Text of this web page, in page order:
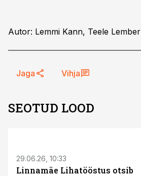
Autor: Lemmi Kann, Teele Lember
Jaga Vihja
SEOTUD LOOD
29.06.26, 10:33
Linnamäe Lihatööstus otsib